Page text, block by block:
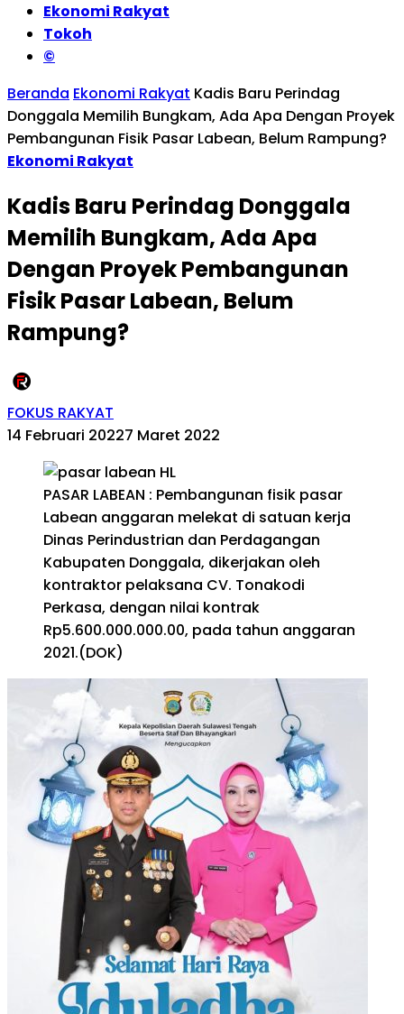
Ekonomi Rakyat
Tokoh
©
Beranda Ekonomi Rakyat Kadis Baru Perindag
Donggala Memilih Bungkam, Ada Apa Dengan Proyek
Pembangunan Fisik Pasar Labean, Belum Rampung?
Ekonomi Rakyat
Kadis Baru Perindag Donggala
Memilih Bungkam, Ada Apa
Dengan Proyek Pembangunan
Fisik Pasar Labean, Belum
Rampung?
FOKUS RAKYAT
14 Februari 20227 Maret 2022
PASAR LABEAN : Pembangunan fisik pasar
Labean anggaran melekat di satuan kerja
Dinas Perindustrian dan Perdagangan
Kabupaten Donggala, dikerjakan oleh
kontraktor pelaksana CV. Tonakodi
Perkasa, dengan nilai kontrak
Rp5.600.000.000.00, pada tahun anggaran
2021.(DOK)